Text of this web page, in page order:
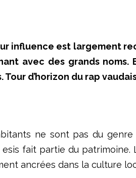
influence est largement
avec des grands noms.
d’horizon du rap
ne sont pas du
fait partie du
ancrées dans la culture